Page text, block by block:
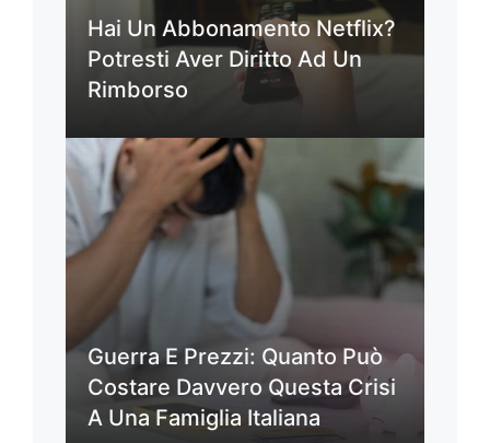
Hai Un Abbonamento Netflix?
Potresti Aver Diritto Ad Un
Rimborso
Guerra E Prezzi: Quanto Può
Costare Davvero Questa Crisi
A Una Famiglia Italiana